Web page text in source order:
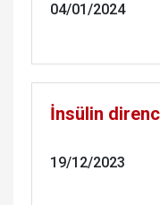
04/01/2024
İnsülin
19/12/2023